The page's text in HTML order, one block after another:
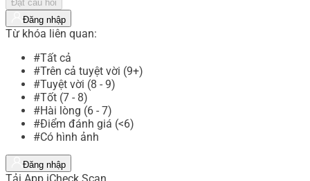
Đặt câu hỏi
Đăng nhập
Từ khóa liên quan:
#Tất cả
#Trên cả tuyệt vời (9+)
#Tuyệt vời (8 - 9)
#Tốt (7 - 8)
#Hài lòng (6 - 7)
#Điểm đánh giá (<6)
#Có hình ảnh
Đăng nhập